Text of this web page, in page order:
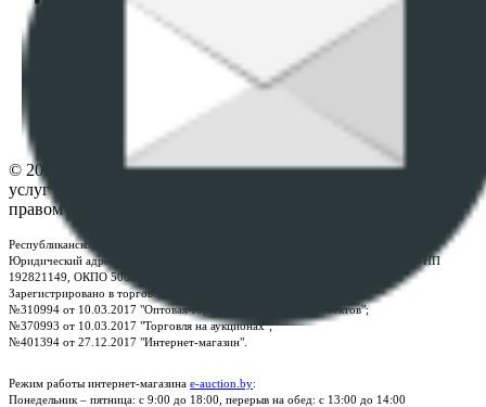
ПОЛОЖЕНИЕ О ПОЛИТИКЕ ОБРАБОТКИ COOKIE-
Настройки cookie-файлов
© 2026 Республиканское унитарное предприятие по оказанию
услуг "БелЮрОбеспечение" - Все права защищены авторским
правом
Республиканское унитарное предприятие по оказанию услуг "БелЮрОбеспечение"
Юридический адрес: г. Минск, пр-т. Дзержинского, 1Б, e-mail:
, УНП
192821149, ОКПО 500111895000
Зарегистрировано в торговом реестре Республики Беларусь:
№310994 от 10.03.2017 "Оптовая торговля без торговых объектов";
№370993 от 10.03.2017 "Торговля на аукционах";
№401394 от 27.12.2017 "Интернет-магазин".
Режим работы интернет-магазина e-auction.by:
Понедельник – пятница: с 9:00 до 18:00, перерыв на обед: с 13:00 до 14:00